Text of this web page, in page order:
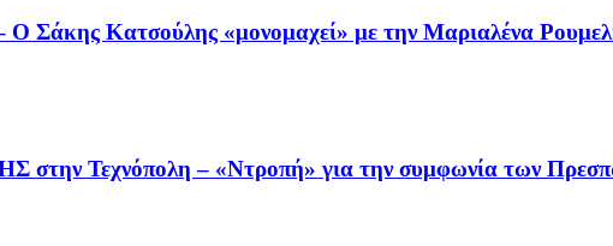
Κατσούλης «μονομαχεί» με την Μαριαλένα
στην Τεχνόπολη – «Ντροπή» για την συμφωνία των